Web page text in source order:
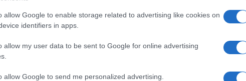
allow Google to enable storage related to advertising like cookies on
identifiers in apps.
allow my user data to be sent to Google for online advertising
allow Google to send me personalized advertising.
tratto saliente della libertà dell’uomo